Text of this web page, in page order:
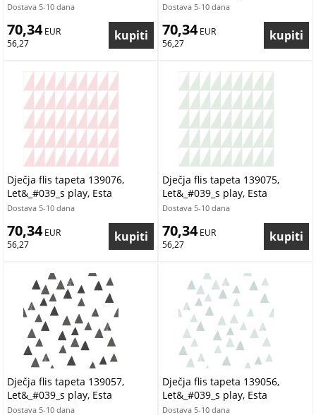
Dostava 5-10 dana
70,34 EUR
56,27
Dostava 5-10 dana
70,34 EUR
56,27
Dječja flis tapeta 139076,
Let&_#039_s play, Esta
Dostava 5-10 dana
70,34 EUR
56,27
Dječja flis tapeta 139075,
Let&_#039_s play, Esta
Dostava 5-10 dana
70,34 EUR
56,27
Dječja flis tapeta 139057,
Let&_#039_s play, Esta
Dostava 5-10 dana
Dječja flis tapeta 139056,
Let&_#039_s play, Esta
Dostava 5-10 dana